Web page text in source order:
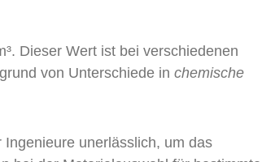
Dieser Wert ist bei verschiedenen
von Unterschiede in chemische
unerlässlich, um das